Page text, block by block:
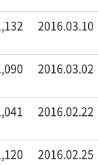
2016.03.10
2016.03.02
2016.02.22
2016.02.25